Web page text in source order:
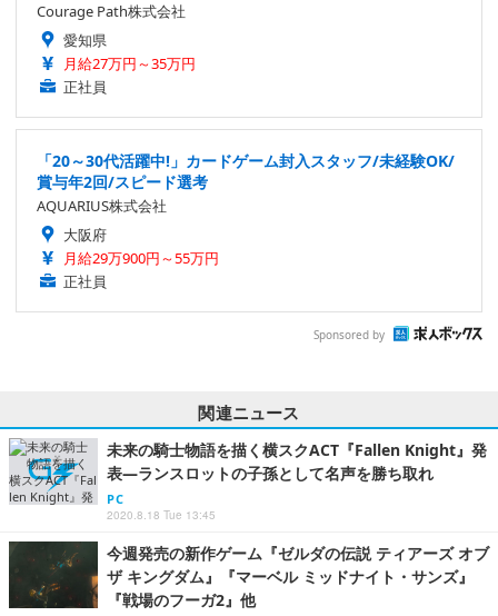
Courage Path株式会社
愛知県
月給27万円～35万円
正社員
「20～30代活躍中!」カードゲーム封入スタッフ/未経験OK/
賞与年2回/スピード選考
AQUARIUS株式会社
大阪府
月給29万900円～55万円
正社員
Sponsored by
関連ニュース
未来の騎士物語を描く横スクACT『Fallen Knight』発
表―ランスロットの子孫として名声を勝ち取れ
PC
2020.8.18 Tue 13:45
今週発売の新作ゲーム『ゼルダの伝説 ティアーズ オブ
ザ キングダム』『マーベル ミッドナイト・サンズ』
『戦場のフーガ2』他